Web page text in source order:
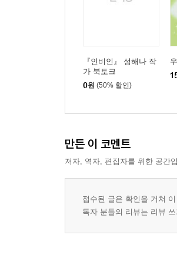
『인비인』 성해나 작
가 북토크
0원 (50% 할인)
만든 이 코멘트
저자, 역자, 편집자를 위한 공간
접수된 글은 확인을 거쳐
독자 분들의 리뷰는 리뷰